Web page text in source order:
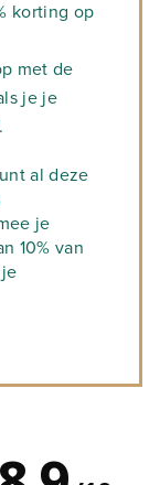
korting op
met de
je je
al deze
je
10% van